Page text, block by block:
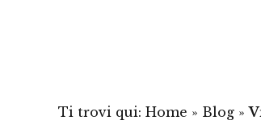
Ti trovi qui: Home » Blog »